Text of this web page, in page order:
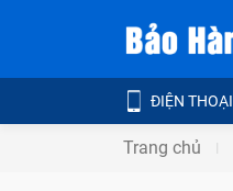
ĐIỆN THOẠI
Trang chủ